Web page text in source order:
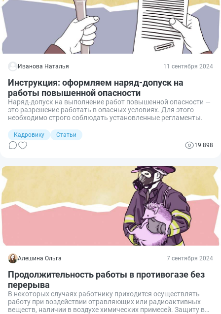
Иванова Наталья 11 сентября 2024
Инструкция: оформляем наряд-допуск на
работы повышенной опасности
Наряд-допуск на выполнение работ повышенной опасности —
это разрешение работать в опасных условиях. Для этого
необходимо строго соблюдать установленные регламенты.
Кадровику
Статьи
19 898
Алешина Ольга 7 сентября 2024
Продолжительность работы в противогазе без
перерыва
В некоторых случаях работнику приходится осуществлять
работу при воздействии отравляющих или радиоактивных
веществ, наличии в воздухе химических примесей. Защиту в